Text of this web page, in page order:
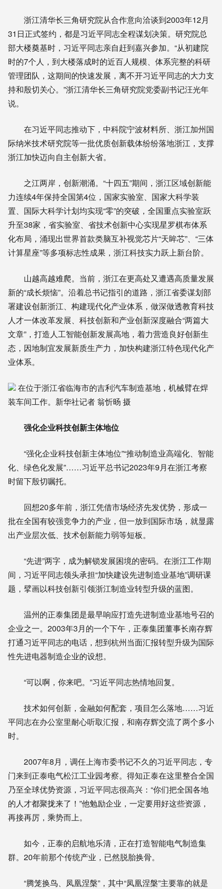
浙江清华长三角研究院从合作意向洽谈到2003年12月
31日正式签约，都是习近平同志全程谋划决策。研究院总
部大楼奠基时，习近平同志亲自赶到嘉兴参加。“从初建院
时的7个人，到大楼落成时的近百人规模、体系完整的科研
管理团队，这期间的快速发展，离不开习近平同志的大力支
持和殷切关心。”浙江清华长三角研究院党委副书记汪光年
说。
在习近平同志推动下，中科院宁波材料所、浙江加州国
际纳米技术研究院等一批优质创新载体纷纷落地浙江，支撑
浙江加快迈向自主创新大省。
之江两岸，创新潮涌。“十四五”期间，浙江区域创新能
力连续4年保持全国第4位，国家实验室、国家大科学装
置、国际大科学计划均实现“零”的突破，全国重点实验室跃
升至38家，省实验室、省技术创新中心实现星罗棋布体系
化布局，涌现出世界首款类脑互补视觉芯片“天眸芯”、“三体
计算星座”等多项标志性成果，浙江科技实力跃上新台阶。
山越高越难爬。当前，浙江在更高处又遭遇高质量发展
新的“成长烦恼”。沿着总书记指引的道路，浙江省委谋划部
署建设创新浙江、构建现代化产业体系，做深做透教育科技
人才一体改革发展、科技创新和产业创新深度融合“两篇大
文章”，打造人工智能创新发展高地，着力营造良好创新生
态，因地制宜发展新质生产力，加快构建浙江特色现代化产
业体系。
在位于浙江省临海市的吉利汽车制造基地，机械臂在焊
装车间工作。新华社记者 翁忻旸 摄
强化企业科技创新主体地位
“强化企业科技创新主体地位”“推动制造业高端化、智能
化、绿色化发展”……习近平总书记2023年9月在浙江考察
时留下殷切嘱托。
回想20多年前，浙江凭借市场经济先发优势，形成一
批在全国有较强竞争力的产业，但一放到国际市场，就显露
出产业层次低、技术创新能力弱等短板。
“先进”两字，成为解锁发展困境的密码。在浙江工作期
间，习近平同志领头承担“加快建设先进制造业基地”调研课
题，擘画以科技创新引领浙江制造业转型升级的蓝图。
温州的正泰集团是最早响应打造先进制造业基地号召的
企业之一。2003年3月的一个下午，正泰集团董事长南存辉
打通习近平同志的电话，想到杭州当面汇报转型升级为国际
性先进电器制造企业的设想。
“可以啊，你来吧。”习近平同志热情地回复。
技术如何创新，金融如何配套，项目怎么落地……习近
平同志在办公室里耐心听取汇报，和南存辉交流了两个多小
时。
2007年8月，调任上海市委书记不久的习近平同志，专
门来到正泰电气松江工业园考察。得知正泰在这里整合全国
乃至全球优势资源，习近平同志很高兴：“你们把全国各地
的人才都聚拢来了！”他勉励企业，一定要用好这些资源，
再接再厉，乘势而上。
如今，正泰的启航地乐清，正在打造智能电气制造集
群。20年前那个传统产业，已然脱胎换骨。
“腾笼换鸟、凤凰涅槃”，其中“凤凰涅槃”主要靠的就是